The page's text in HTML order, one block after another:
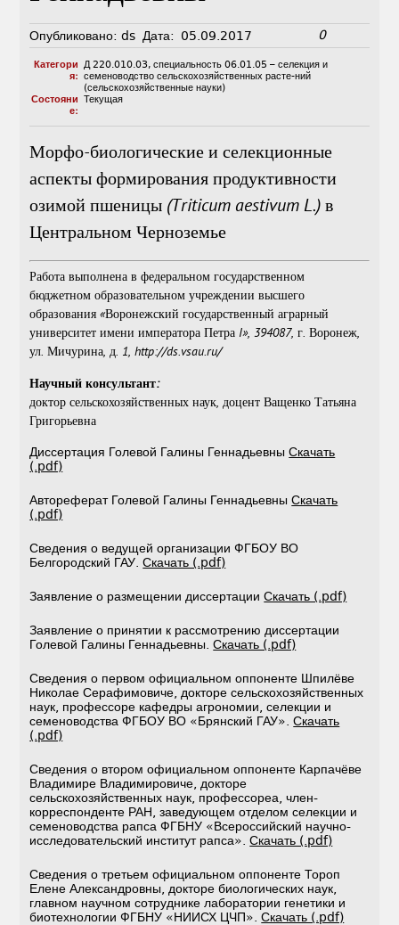
Опубликовано: ds Дата: 05.09.2017 0
Категори
я:
Д 220.010.03, специальность 06.01.05 – селекция и
семеноводство сельскохозяйственных расте-ний
(сельскохозяйственные науки)
Состояни
е:
Текущая
Морфо-биологические и селекционные
аспекты формирования продуктивности
озимой пшеницы (Triticum aestivum L.) в
Центральном Черноземье
Работа выполнена в федеральном государственном
бюджетном образовательном учреждении высшего
образования «Воронежский государственный аграрный
университет имени императора Петра I», 394087, г. Воронеж,
ул. Мичурина, д. 1,http://ds.vsau.ru/
Научный консультант:
доктор сельскохозяйственных наук, доцент Ващенко Татьяна
Григорьевна
Диссертация Голевой Галины ГеннадьевныСкачать
(.pdf)
Автореферат Голевой Галины ГеннадьевныСкачать
(.pdf)
Сведения о ведущей организации ФГБОУ ВО
Белгородский ГАУ.Скачать (.pdf)
Заявление о размещении диссертацииСкачать (.pdf)
Заявление о принятии к рассмотрению диссертации
Голевой Галины Геннадьевны.Скачать (.pdf)
Сведения о первом официальном оппоненте Шпилёве
Николае Серафимовиче, докторе сельскохозяйственных
наук, профессоре кафедры агрономии, селекции и
семеноводства ФГБОУ ВО «Брянский ГАУ».Скачать
(.pdf)
Сведения о втором официальном оппоненте Карпачёве
Владимире Владимировиче, докторе
сельскохозяйственных наук, профессореа, член-
корреспонденте РАН, заведующем отделом селекции и
семеноводства рапса ФГБНУ «Всероссийский научно-
исследовательский институт рапса».Скачать (.pdf)
Сведения о третьем официальном оппоненте Тороп
Елене Александровны, докторе биологических наук,
главном научном сотруднике лаборатории генетики и
биотехнологии ФГБНУ «НИИСХ ЦЧП».Скачать (.pdf)